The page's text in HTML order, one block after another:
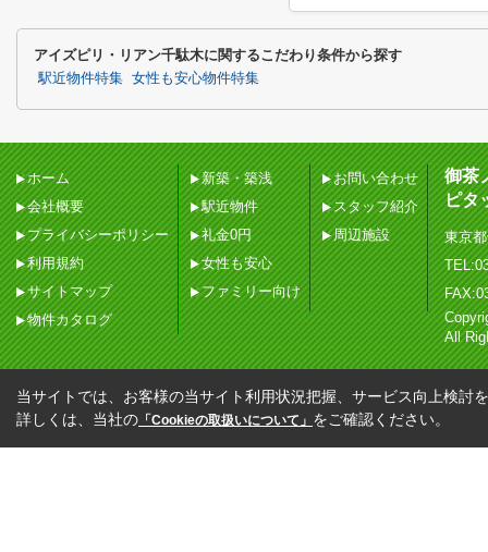
アイズピリ・リアン千駄木に関するこだわり条件から探す
駅近物件特集 女性も安心物件特集
ホーム
会社概要
プライバシーポリシー
利用規約
サイトマップ
物件カタログ
新築・築浅
駅近物件
礼金0円
女性も安心
ファミリー向け
お問い合わせ
スタッフ紹介
周辺施設
御茶
ピタ
東京
All
当サイトでは、お客様の当サイト利用状況把握、サービス向上検討
詳しくは、当社の 「Cookieの取扱いについて」 をご確認ください。